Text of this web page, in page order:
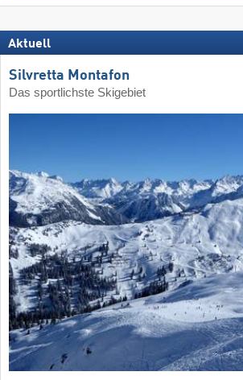
Aktuell
Silvretta Montafon
Das sportlichste Skigebiet